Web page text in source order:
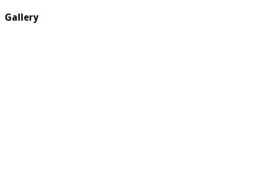
Gallery